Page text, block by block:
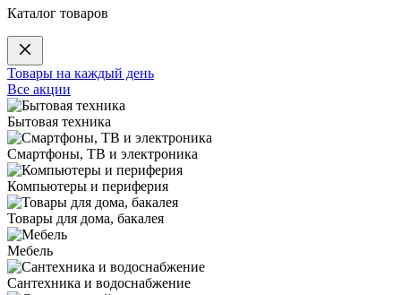
Каталог товаров
Товары на каждый день
Все акции
Бытовая техника
Смартфоны, ТВ и электроника
Компьютеры и периферия
Товары для дома, бакалея
Мебель
Сантехника и водоснабжение